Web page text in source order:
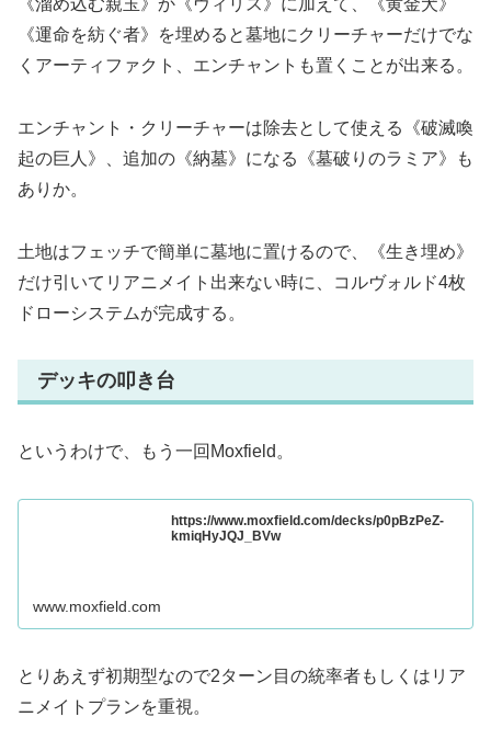
《溜め込む親玉》か《ヴィリス》に加えて、《黄金犬》
《運命を紡ぐ者》を埋めると墓地にクリーチャーだけでな
くアーティファクト、エンチャントも置くことが出来る。
エンチャント・クリーチャーは除去として使える《破滅喚
起の巨人》、追加の《納墓》になる《墓破りのラミア》も
ありか。
土地はフェッチで簡単に墓地に置けるので、《生き埋め》
だけ引いてリアニメイト出来ない時に、コルヴォルド4枚
ドローシステムが完成する。
デッキの叩き台
というわけで、もう一回Moxfield。
https://www.moxfield.com/decks/p0pBzPeZ-
kmiqHyJQJ_BVw
www.moxfield.com
とりあえず初期型なので2ターン目の統率者もしくはリア
ニメイトプランを重視。